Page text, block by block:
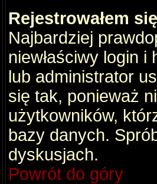
Rejestrowałem
Najbardziej
niewłaściwy login i
lub administrator
się tak, ponieważ
użytkowników,
bazy danych.
dyskusjach.
Powrót do góry